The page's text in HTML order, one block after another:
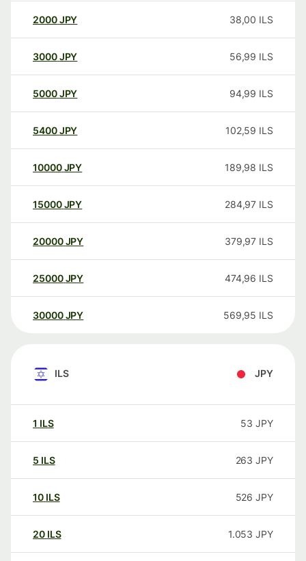
2000JPY 38,00 ILS
3000JPY 56,99 ILS
5000JPY 94,99 ILS
5400JPY 102,59 ILS
10000 JPY 189,98 ILS
15000 JPY 284,97 ILS
20000 JPY 379,97 ILS
25000 JPY 474,96 ILS
30000 JPY 569,95 ILS
ILS JPY
1 ILS 53 JPY
5 ILS 263 JPY
10 ILS 526 JPY
20 ILS 1.053 JPY